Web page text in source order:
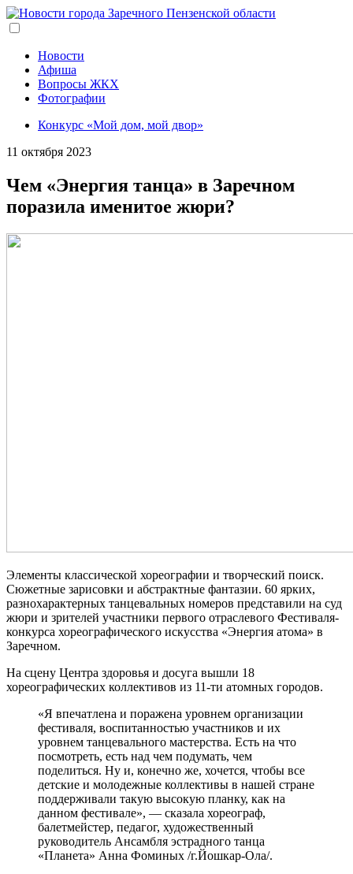
Перейти
к
содержанию
Новости
Афиша
Вопросы ЖКХ
Фотографии
Конкурс «Мой дом, мой двор»
11 октября 2023
Чем «Энергия танца» в Заречном
поразила именитое жюри?
Элементы классической хореографии и творческий поиск.
Сюжетные зарисовки и абстрактные фантазии. 60 ярких,
разнохарактерных танцевальных номеров представили на суд
жюри и зрителей участники первого отраслевого Фестиваля-
конкурса хореографического искусства «Энергия атома» в
Заречном.
На сцену Центра здоровья и досуга вышли 18
хореографических коллективов из 11-ти атомных городов.
«Я впечатлена и поражена уровнем организации
фестиваля, воспитанностью участников и их
уровнем танцевального мастерства. Есть на что
посмотреть, есть над чем подумать, чем
поделиться. Ну и, конечно же, хочется, чтобы все
детские и молодежные коллективы в нашей стране
поддерживали такую высокую планку, как на
данном фестивале», — сказала хореограф,
балетмейстер, педагог, художественный
руководитель Ансамбля эстрадного танца
«Планета» Анна Фоминых /г.Йошкар-Ола/.